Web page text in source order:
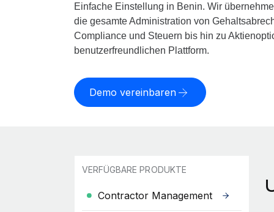
Einfache Einstellung in Benin. Wir
die gesamte Administration von
Compliance und Steuern bis hin zu
benutzerfreundlichen Plattform.
Demo vereinbaren
VERFÜGBARE PRODUKTE
Contractor Management